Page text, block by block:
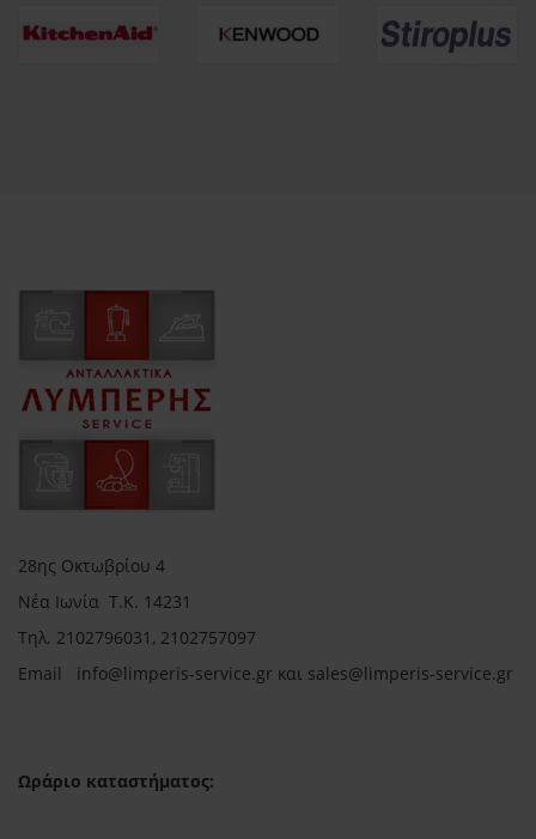
28ης Οκτωβρίου 4
Νέα Ιωνία Τ.Κ. 14231
Τηλ. 2102796031, 2102757097
Email info@limperis-service.gr και sales@limperis-service.gr
Ωράριο καταστήματος: